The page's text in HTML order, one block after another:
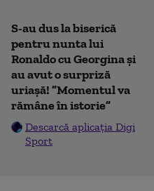
S-au dus la biserică
pentru nunta lui
Ronaldo cu Georgina și
au avut o surpriză
uriașă! ”Momentul va
rămâne în istorie”
Descarcă aplicația Digi
Sport